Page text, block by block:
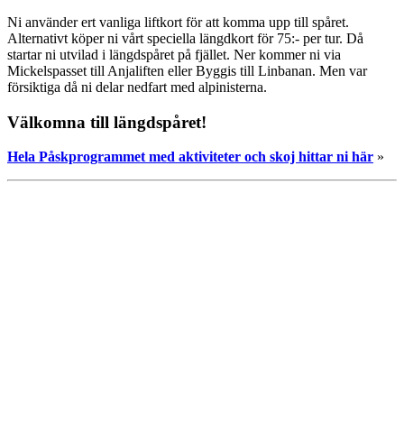
Ni använder ert vanliga liftkort för att komma upp till spåret.
Alternativt köper ni vårt speciella längdkort för 75:- per tur. Då
startar ni utvilad i längdspåret på fjället. Ner kommer ni via
Mickelspasset till Anjaliften eller Byggis till Linbanan. Men var
försiktiga då ni delar nedfart med alpinisterna.
Välkomna till längdspåret!
Hela Påskprogrammet med aktiviteter och skoj hittar ni här »